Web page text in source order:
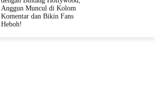
Anggun Muncul di Kolom
Komentar dan Bikin Fans
Heboh!